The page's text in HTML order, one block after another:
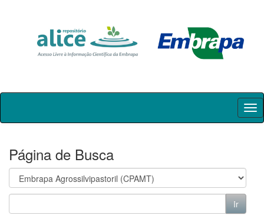
Skip
Página de Busca